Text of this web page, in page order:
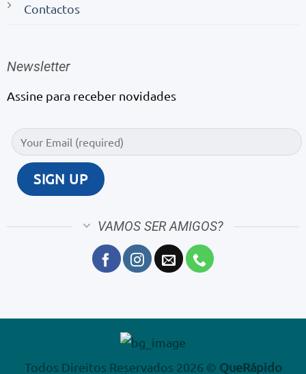
Contactos
Newsletter
Assine para receber novidades
VAMOS SER AMIGOS?
Todos Direitos Reservados 2026 © QueRápido